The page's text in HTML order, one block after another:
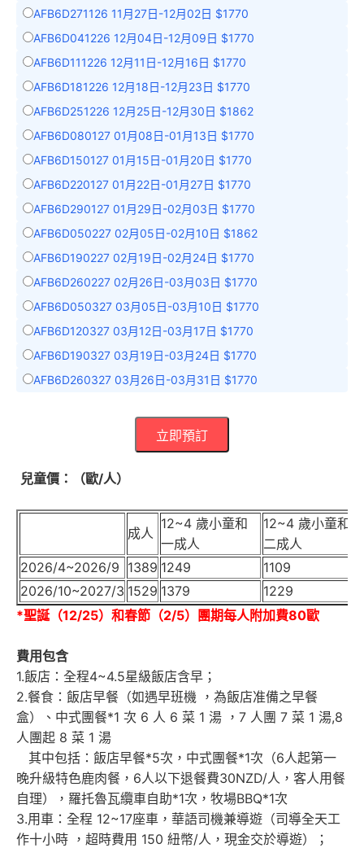
AFB6D271126 11月27日-12月02日 $1770
AFB6D041226 12月04日-12月09日 $1770
AFB6D111226 12月11日-12月16日 $1770
AFB6D181226 12月18日-12月23日 $1770
AFB6D251226 12月25日-12月30日 $1862
AFB6D080127 01月08日-01月13日 $1770
AFB6D150127 01月15日-01月20日 $1770
AFB6D220127 01月22日-01月27日 $1770
AFB6D290127 01月29日-02月03日 $1770
AFB6D050227 02月05日-02月10日 $1862
AFB6D190227 02月19日-02月24日 $1770
AFB6D260227 02月26日-03月03日 $1770
AFB6D050327 03月05日-03月10日 $1770
AFB6D120327 03月12日-03月17日 $1770
AFB6D190327 03月19日-03月24日 $1770
AFB6D260327 03月26日-03月31日 $1770
立即預訂
兒童價：（歐/人）
成人
12~4 歲小童和
一成人
12~4 歲小童和
二成人
2026/4~2026/9 1389 1249
1109
2026/10~2027/3 1529 1379
1229
*聖誕（12/25）和春節（2/5）團期每人附加費80歐
費用包含
1.飯店：全程4~4.5星級飯店含早；
2.餐食：飯店早餐（如遇早班機 ，為飯店准備之早餐
盒）、中式團餐*1 次 6 人 6 菜 1 湯 ，7 人團 7 菜 1 湯,8
人團起 8 菜 1 湯
其中包括：飯店早餐*5次，中式團餐*1次（6人起第一
晚升級特色鹿肉餐，6人以下退餐費30NZD/人，客人用餐
自理），羅托魯瓦纜車自助*1次，牧場BBQ*1次
3.用車：全程 12~17座車，華語司機兼導遊（司導全天工
作十小時 ，超時費用 150 紐幣/人，現金交於導遊）；